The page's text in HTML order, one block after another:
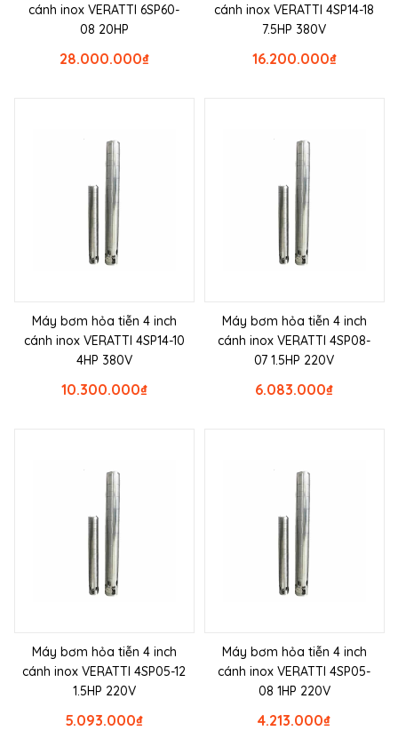
cánh inox VERATTI 6SP60-
08 20HP
₫
28.000.000
cánh inox VERATTI 4SP14-18
7.5HP 380V
₫
16.200.000
Máy bơm hỏa tiễn 4 inch
cánh inox VERATTI 4SP14-10
4HP 380V
₫
10.300.000
Máy bơm hỏa tiễn 4 inch
cánh inox VERATTI 4SP08-
07 1.5HP 220V
₫
6.083.000
Máy bơm hỏa tiễn 4 inch
cánh inox VERATTI 4SP05-12
1.5HP 220V
₫
5.093.000
Máy bơm hỏa tiễn 4 inch
cánh inox VERATTI 4SP05-
08 1HP 220V
₫
4.213.000